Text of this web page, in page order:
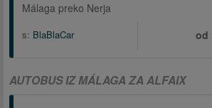
Málaga preko Nerja
s: BlaBlaCar od
AUTOBUS IZ MÁLAGA ZA ALFAIX